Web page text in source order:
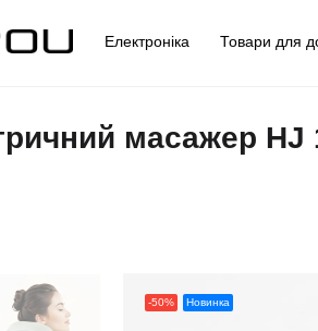
Електроніка Товари для
масажер HJ
-50% Новинка